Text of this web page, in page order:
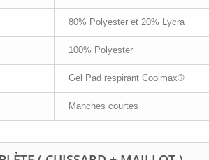
80% Polyester et 20% Lycra
100% Polyester
Gel Pad respirant Coolmax®
Manches courtes